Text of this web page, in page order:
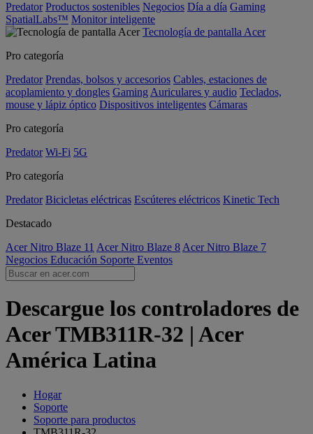
Predator Productos sostenibles Negocios Día a día Gaming
SpatialLabs™ Monitor inteligente
Tecnología de pantalla Acer
Pro categoría
Predator Prendas, bolsos y accesorios Cables, estaciones de
acoplamiento y dongles Gaming Auriculares y audio Teclados,
mouse y lápiz óptico Dispositivos inteligentes Cámaras
Pro categoría
Predator Wi-Fi 5G
Pro categoría
Predator Bicicletas eléctricas Escúteres eléctricos Kinetic Tech
Destacado
Acer Nitro Blaze 11 Acer Nitro Blaze 8 Acer Nitro Blaze 7
Negocios Educación Soporte Eventos
Descargue los controladores de
Acer TMB311R-32 | Acer
América Latina
Hogar
Soporte
Soporte para productos